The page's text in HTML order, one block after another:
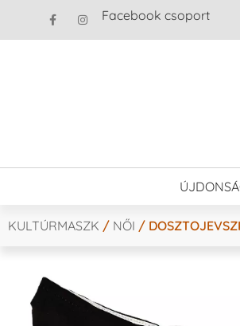
Facebook csoport
KULTÚRMASZK / NŐI /